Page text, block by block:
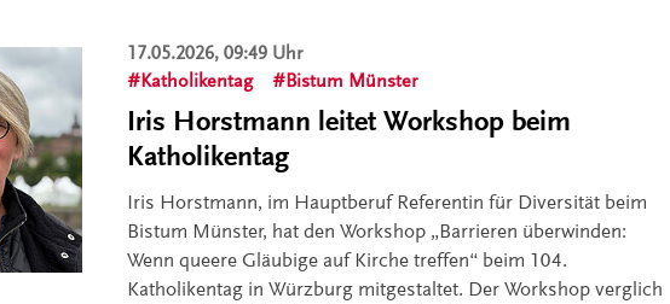
17.05.2026, 09:49 Uhr
Katholikentag
Bistum Münster
Iris Horstmann leitet Workshop beim
Katholikentag
Iris Horstmann, im Hauptberuf Referentin für Diversität beim
Bistum Münster, hat den Workshop „Barrieren überwinden:
Wenn queere Gläubige auf Kirche treffen“ beim 104.
Katholikentag in Würzburg mitgestaltet. Der Workshop verglich